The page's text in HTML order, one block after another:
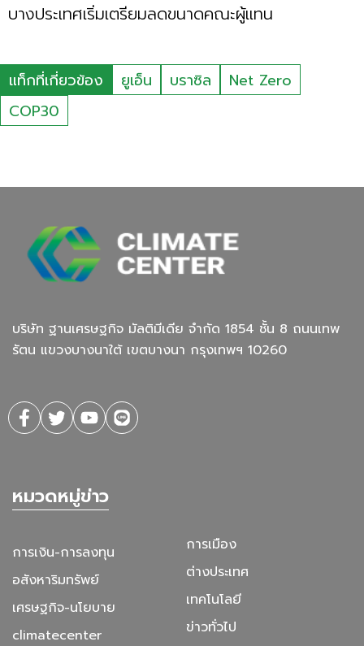
บางประเทศเริ่มเตรียมลดขนาดคณะผู้แทน
แท็กที่เกี่ยวข้อง ยูเอ็น บราซิล
Net Zero
COP30
บริษัท ฐานเศรษฐกิจ มัลติมีเดีย จํากัด 1854 ชั้น 8 ถนนเทพ
รัตน แขวงบางนาใต้ เขตบางนา กรุงเทพฯ 10260
หมวดหมู่ข่าว
การเงิน-การลงทุน
อสังหาริมทรัพย์
เศรษฐกิจ-นโยบาย
climatecenter
การเมือง
ต่างประเทศ
เทคโนโลยี
ข่าวทั่วไป